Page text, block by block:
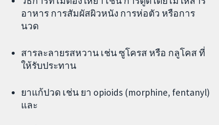
อาหาร การสัมผัสผิวหนัง การห่อตัว หรือการ
นวด
สารละลายรสหวาน เช่น ซูโครส หรือ กลูโคส ที่
ให้รับประทาน
ยาแก้ปวด เช่น ยา opioids (morphine, fentanyl)
และ